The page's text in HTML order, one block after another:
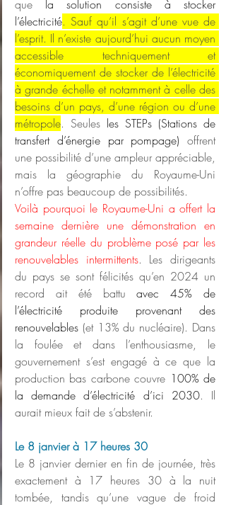
que
la solution consiste à stocker
l’électricité. Sauf qu’il s’agit d’une vue de
l’esprit. Il n’existe aujourd’hui aucun moyen
accessible techniquement et
économiquement de stocker de l’électricité
à grande échelle et notamment à celle des
besoins d’un pays, d’une région ou d’une
métropole. Seules les STEPs (Stations de
transfert d’énergie par pompage) offrent
une possibilité d’une ampleur appréciable,
mais la géographie du Royaume-Uni
n’offre pas beaucoup de possibilités.
Voilà pourquoi le Royaume-Uni a offert la
semaine dernière une démonstration en
grandeur réelle du problème posé par les
renouvelables intermittents. Les dirigeants
du pays se sont félicités qu’en 2024 un
record ait été battu avec 45% de
l’électricité produite provenant des
renouvelables (et 13% du nucléaire). Dans
la foulée et dans l’enthousiasme, le
gouvernement s’est engagé à ce que la
production bas carbone couvre 100% de
la demande d’électricité d’ici 2030. Il
aurait mieux fait de s’abstenir.
Le 8 janvier à 17 heures 30
Le 8 janvier dernier en fin de journée, très
exactement à 17 heures 30 à la nuit
tombée, tandis qu’une vague de froid